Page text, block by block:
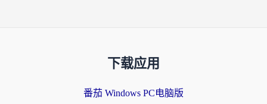
下载应用
番茄 Windows PC电脑版